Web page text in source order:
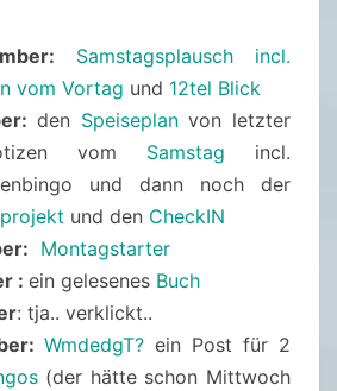
Samstagsplausch incl.
vom Vortag und 12tel Blick
den Speiseplanvon letzter
vom Samstag incl.
und dann noch der
und den CheckIN
Montagstarter
: ein gelesenes Buch
: tja.. verklickt..
WmdedgT? ein Post für 2
(der hätte schon Mittwoch